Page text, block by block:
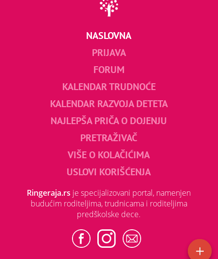
NASLOVNA
PRIJAVA
FORUM
KALENDAR TRUDNOĆE
KALENDAR RAZVOJA DETETA
NAJLEPŠA PRIČA O DOJENJU
PRETRAŽIVAČ
VIŠE O KOLAČIĆIMA
USLOVI KORIŠĆENJA
Ringeraja.rs je specijalizovani portal, namenjen
budućim roditeljima, trudnicama i roditeljima
predškolske dece.